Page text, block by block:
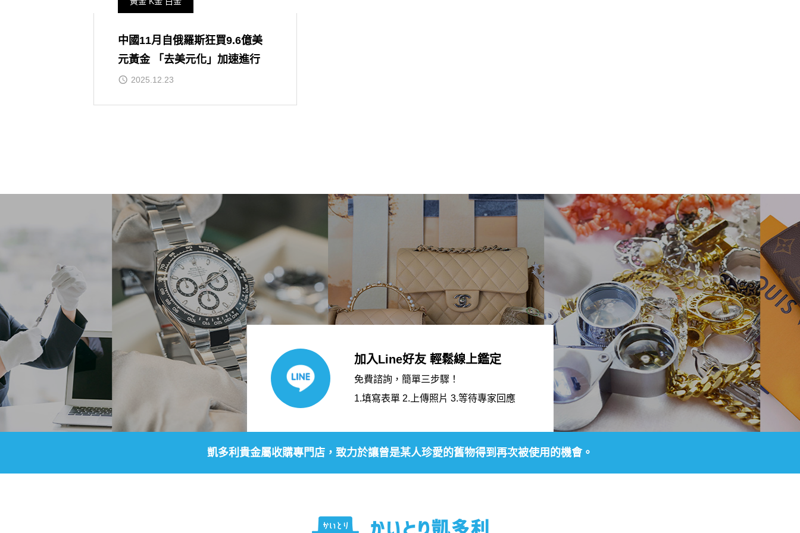
中國11月自俄羅斯狂買9.6億美
元黃金 「去美元化」加速進行
2025.12.23
加入Line好友 輕鬆線上鑑定
免費諮詢，簡單三步驟！
1.填寫表單 2.上傳照片 3.等待專家回應
凱多利貴金屬收購專門店，致力於讓曾是某人珍愛的舊物得到再次被使用的機會。